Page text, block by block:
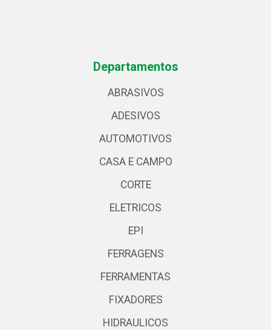
Departamentos
ABRASIVOS
ADESIVOS
AUTOMOTIVOS
CASA E CAMPO
CORTE
ELETRICOS
EPI
FERRAGENS
FERRAMENTAS
FIXADORES
HIDRAULICOS